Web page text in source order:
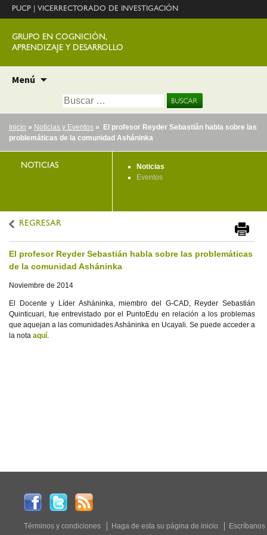
PUCP VICERRECTORADO DE INVESTIGACIÓN
GRUPO EN COGNICIÓN,
APRENDIZAJE Y DESARROLLO
Menú
contenido
Buscar:
Inicio » Noticias y Eventos » El profesor Reyder Sebastián habla sobre las
problemáticas de la comunidad Asháninka
NOTICIAS
Noticias
Eventos
REGRESAR
El profesor Reyder Sebastián habla sobre las problemáticas
de la comunidad Asháninka
Noviembre de 2014
El Docente y Líder Asháninka, miembro del G-CAD, Reyder Sebastián
Quinticuari, fue entrevistado por el PuntoEdu en relación a los problemas
que aquejan a las comunidades Asháninka en Ucayali. Se puede acceder a
la nota aquí.
Términos y condiciones Haga de esta su página de inicio
Escríbanos